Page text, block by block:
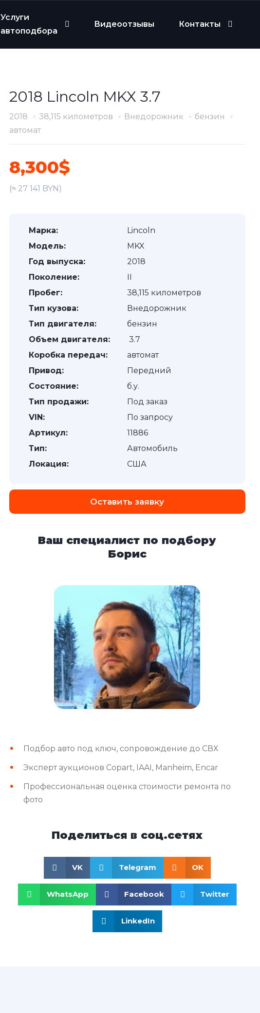
Услуги
автоподбора
Видеоотзывы Контакты
2018 Lincoln MKX 3.7
2018 38,115 километров Внедорожник
бензин
автомат
8,300$
(≈ 27 141 BYN)
Марка:
Lincoln
Модель:
MKX
Год выпуска:
2018
Поколение:
II
Пробег:
38,115 километров
Тип кузова:
Внедорожник
Тип двигателя:
бензин
Объем двигателя:
3.7
Коробка передач:
автомат
Привод:
Передний
Состояние:
б.у.
Тип продажи:
Под заказ
VIN:
По запросу
Артикул:
11886
Тип:
Автомобиль
Локация:
США
Оставить заявку
Ваш специалист по подбору
Борис
Подбор авто под ключ, сопровождение до СВХ
Эксперт аукционов Copart, IAAI, Manheim, Encar
Профессиональная оценка стоимости ремонта по
фото
Поделиться в соц.сетях
VK Telegram OK
WhatsApp Facebook Twitter
LinkedIn